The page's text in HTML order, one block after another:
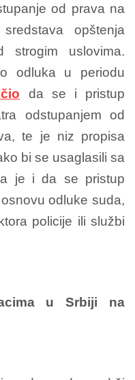
od prava na
opštenja
strogim uslovima.
odluka u periodu
da se i pristup
odstupanjem od
te je niz propisa
bi se usaglasili sa
je i da se pristup
odluke suda,
policije ili službi
u Srbiji na